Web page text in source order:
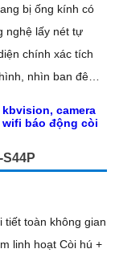
bị ống kính có
nghệ lấy nét tự
chính xác tích
nhìn ban đêm
tiết toàn không gian
linh hoạt Còi hú +